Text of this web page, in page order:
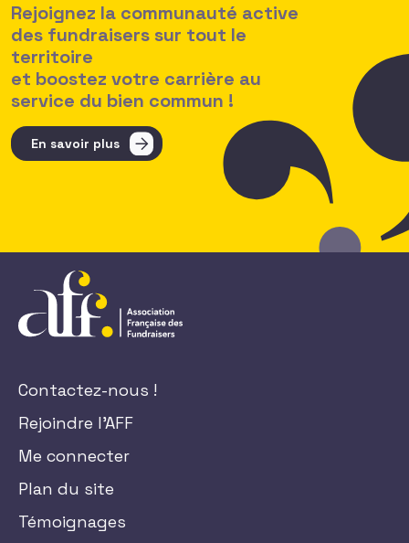
Rejoignez la communauté active
des fundraisers sur tout le
territoire
et boostez votre carrière au
service du bien commun !
En savoir plus
Contactez-nous !
Rejoindre l'AFF
Me connecter
Plan du site
Témoignages